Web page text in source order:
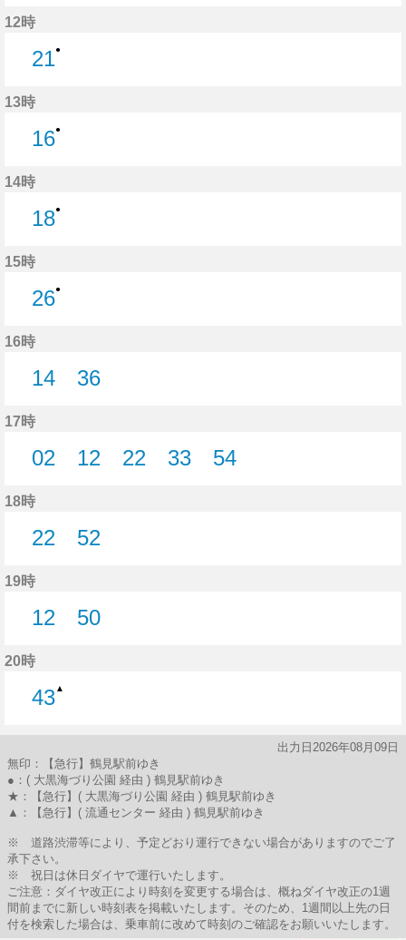
12時
21●
13時
16●
14時
18●
15時
26●
16時
14
36
17時
02
12
22
33
54
18時
22
52
19時
12
50
20時
43▲
出力日2026年08月09日
無印：【急行】鶴見駅前ゆき
●：( 大黒海づり公園 経由 ) 鶴見駅前ゆき
★：【急行】( 大黒海づり公園 経由 ) 鶴見駅前ゆき
▲：【急行】( 流通センター 経由 ) 鶴見駅前ゆき
※ 道路渋滞等により、予定どおり運行できない場合がありますのでご了
承下さい。
※ 祝日は休日ダイヤで運行いたします。
ご注意：ダイヤ改正により時刻を変更する場合は、概ねダイヤ改正の1週
間前までに新しい時刻表を掲載いたします。そのため、1週間以上先の日
付を検索した場合は、乗車前に改めて時刻のご確認をお願いいたします。